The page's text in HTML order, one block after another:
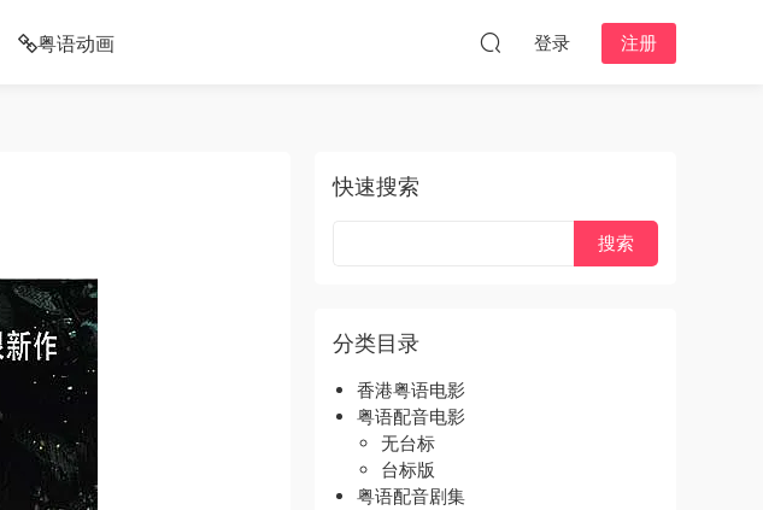
粤语动画 登录 注册
快速搜索
分类目录
香港粤语电影
粤语配音电影
无台标
台标版
粤语配音剧集